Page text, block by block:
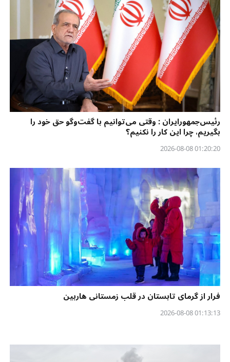
رئیس‌جمهورایران : وقتی می‌توانیم با گفت‌وگو حق خود را
بگیریم، چرا این کار را نکنیم؟
01:20:20 2026-08-08
فرار از گرمای تابستان در قلب زمستانی هاربین
01:13:13 2026-08-08